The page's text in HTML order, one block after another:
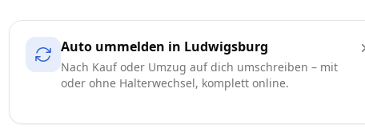
Auto ummelden in Ludwigsburg
Nach Kauf oder Umzug auf dich umschreiben – mit
oder ohne Halterwechsel, komplett online.